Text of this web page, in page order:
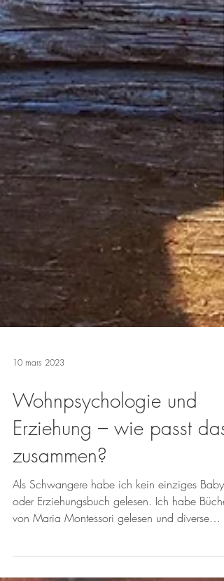
Wohnpsychologie und
Erziehung – wie passt das
zusammen?
Als Schwangere habe ich kein einziges Baby-
oder Erziehungsbuch gelesen. Ich habe Bücher
andere...